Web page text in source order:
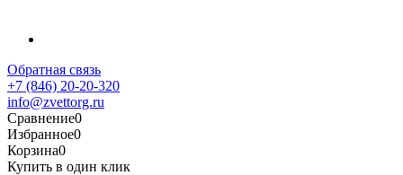
Обратная связь
+7 (846) 20-20-320
info@zvettorg.ru
Сравнение0
Избранное0
Корзина0
Купить в один клик